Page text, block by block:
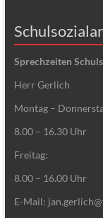
Sprechzeiten
Herr Gerlich
Montag –
8.00 – 16.30 Uhr
Freitag:
8.00 – 16.00 Uhr
E-Mail: